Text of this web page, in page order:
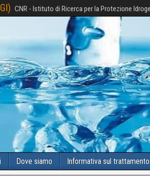
CNR - Istituto di Ricerca per la Protezione
Dove siamo Informativa sul